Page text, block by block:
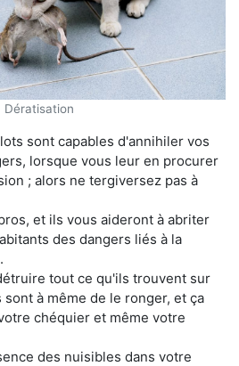
Dératisation
sont capables d'annihiler vos
lorsque vous leur en procurer
; alors ne tergiversez pas à
et ils vous aideront à abriter
des dangers liés à la
tout ce qu'ils trouvent sur
à même de le ronger, et ça
chéquier et même votre
des nuisibles dans votre